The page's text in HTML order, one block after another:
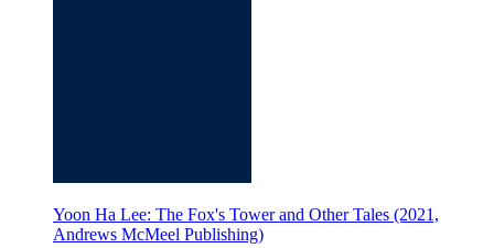
Yoon Ha Lee: The Fox's Tower and Other Tales (2021,
Andrews McMeel Publishing)